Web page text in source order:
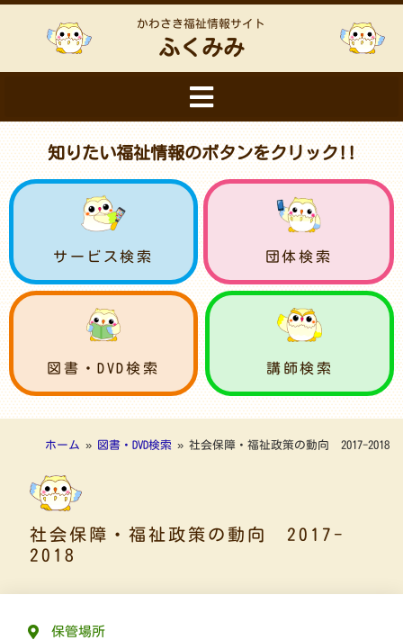
かわさき福祉情報サイト
ふくみみ
知りたい福祉情報のボタンをクリック!!
サービス検索 団体検索
図書・DVD検索 講師検索
ホーム » 図書・DVD検索 » 社会保障・福祉政策の動向 2017-2018
社会保障・福祉政策の動向 2017-
2018
保管場所